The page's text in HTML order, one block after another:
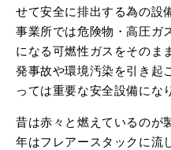
せて安全に排出する為の設
事業所では危険物・高圧ガ
になる可燃性ガスをそのま
発事故や環境汚染を引き起
っては重要な安全設備にな
昔は赤々と燃えているのが
年はフレアースタックに流